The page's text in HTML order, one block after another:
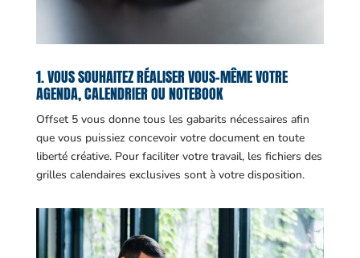
1. VOUS SOUHAITEZ RÉALISER VOUS-MÊME VOTRE
AGENDA, CALENDRIER OU NOTEBOOK
Offset 5 vous donne tous les gabarits nécessaires afin
que vous puissiez concevoir votre document en toute
liberté créative. Pour faciliter votre travail, les fichiers des
grilles calendaires exclusives sont à votre disposition.